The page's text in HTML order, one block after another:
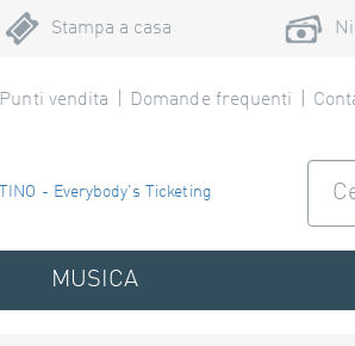
Stampa a casa
Punti vendita Domande frequenti
MUSICA